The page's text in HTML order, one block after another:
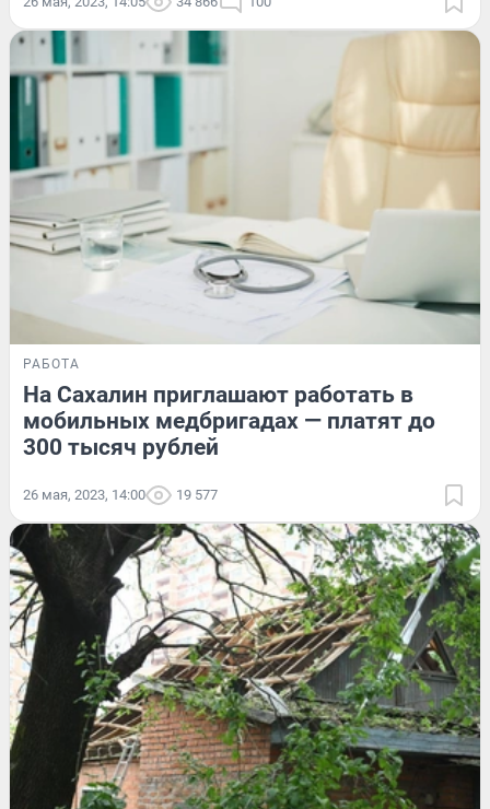
РАБОТА
На Сахалин приглашают работать в
мобильных медбригадах — платят до
300 тысяч рублей
26 мая, 2023, 14:00 19 577